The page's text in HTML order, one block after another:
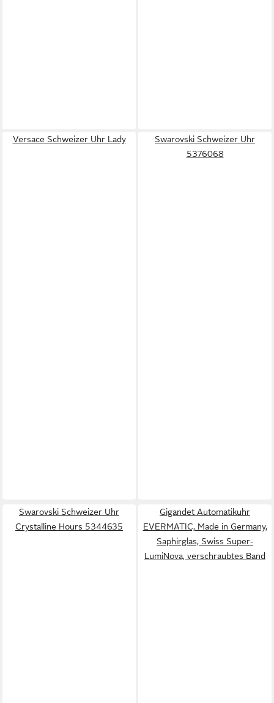
Versace Schweizer Uhr Lady
Swarovski Schweizer Uhr
5376068
Swarovski Schweizer Uhr
Crystalline Hours 5344635
Gigandet Automatikuhr
EVERMATIC, Made in Germany,
Saphirglas, Swiss Super-
LumiNova, verschraubtes Band